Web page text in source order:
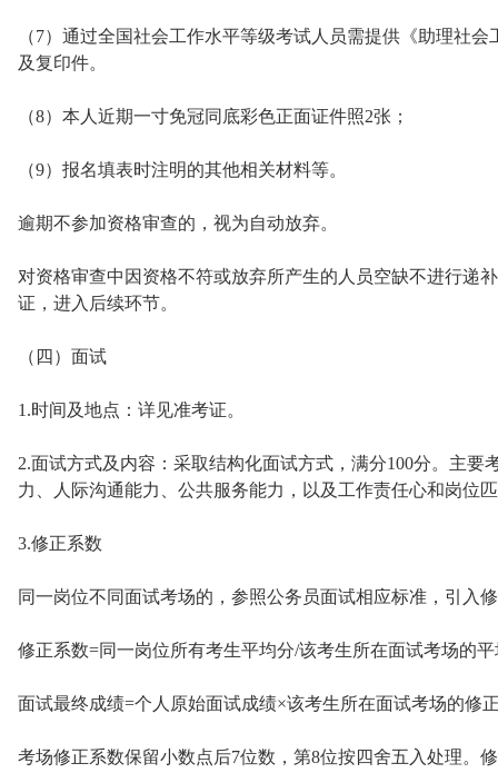
（7）通过全国社会工作水平等级考试人员需提供《助理社
及复印件。
（8）本人近期一寸免冠同底彩色正面证件照2张；
（9）报名填表时注明的其他相关材料等。
逾期不参加资格审查的，视为自动放弃。
对资格审查中因资格不符或放弃所产生的人员空缺不进行递
证，进入后续环节。
（四）面试
1.时间及地点：详见准考证。
2.面试方式及内容：采取结构化面试方式，满分100分。主
力、人际沟通能力、公共服务能力，以及工作责任心和岗位
3.修正系数
同一岗位不同面试考场的，参照公务员面试相应标准，引入
修正系数=同一岗位所有考生平均分/该考生所在面试考场的
面试最终成绩=个人原始面试成绩×该考生所在面试考场的修
考场修正系数保留小数点后7位数，第8位按四舍五入处理。